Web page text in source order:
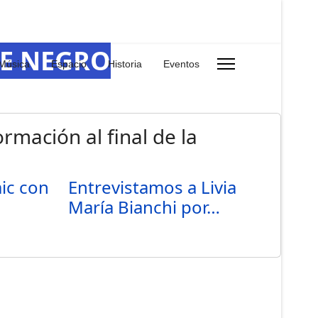
Espacio Historia Eventos
NEGRO
al final de la
con
Entrevistamos a Livia
María Bianchi por…